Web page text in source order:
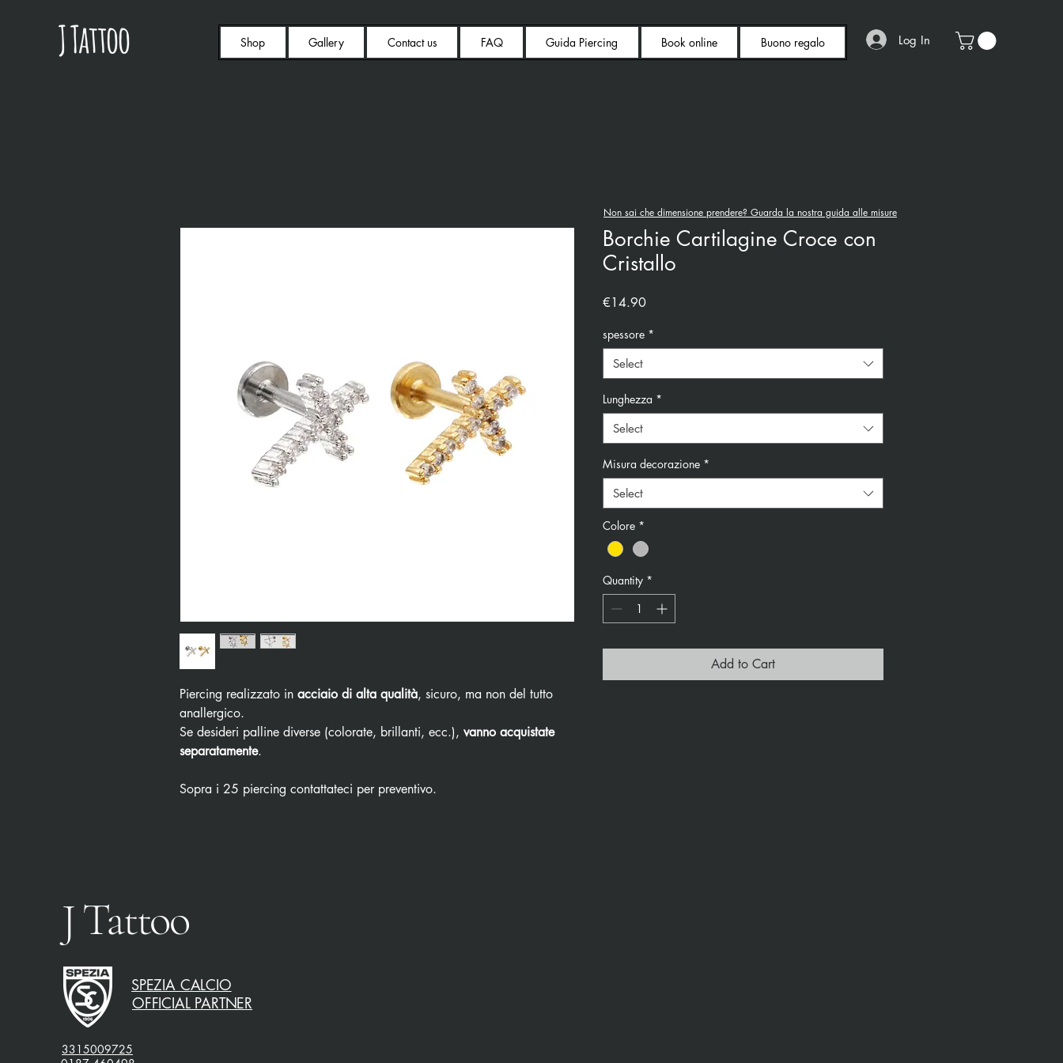
Log In
Shop Gallery Contact us FAQ Guida Piercing Book online Buono regalo
Piercing realizzato in acciaio di alta qualità, sicuro, ma non del tutto
anallergico.
Se desideri palline diverse (colorate, brillanti, ecc.), vanno acquistate
separatamente.
Sopra i 25 piercing contattateci per preventivo.
Borchie Cartilagine Croce con
Cristallo
€14.90Price
spessore *
Select
Lunghezza *
Select
Misura decorazione *
Select
Colore *
Quantity *
Add to Cart
Non sai che dimensione prendere? Guarda la nostra guida alle misure
J Tattoo
SPEZIA CALCIO
OFFICIAL PARTNER
3315009725